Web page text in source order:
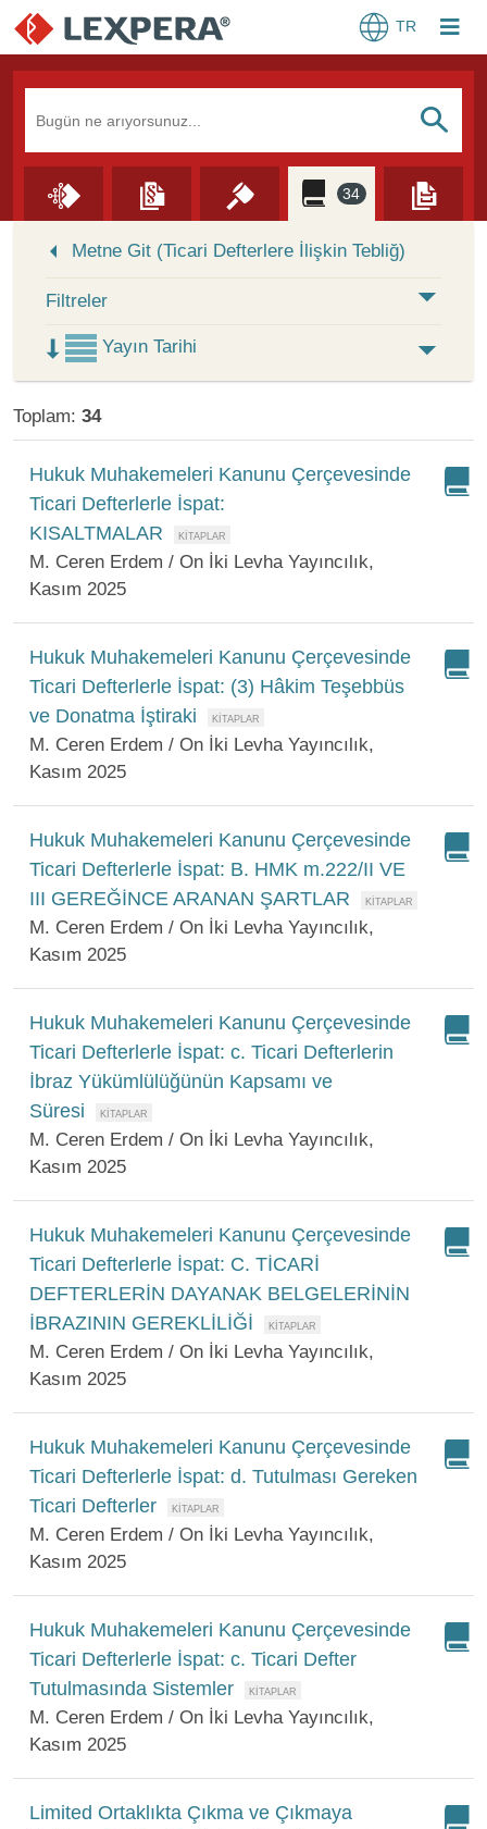
TR
S
34
Metne Git (Ticari Defterlere İlişkin Tebliğ)
Filtreler
Yayın Tarihi
Toplam: 34
Hukuk Muhakemeleri Kanunu Çerçevesinde
Ticari Defterlerle İspat:
KISALTMALAR
M. Ceren Erdem / On İki Levha Yayıncılık,
Kasım 2025
Hukuk Muhakemeleri Kanunu Çerçevesinde
Ticari Defterlerle İspat: (3) Hâkim Teşebbüs
ve Donatma İştiraki
M. Ceren Erdem / On İki Levha Yayıncılık,
Kasım 2025
Hukuk Muhakemeleri Kanunu Çerçevesinde
Ticari Defterlerle İspat: B. HMK m.222/II VE
III GEREĞİNCE ARANAN ŞARTLAR
M. Ceren Erdem / On İki Levha Yayıncılık,
Kasım 2025
Hukuk Muhakemeleri Kanunu Çerçevesinde
Ticari Defterlerle İspat: c. Ticari Defterlerin
İbraz Yükümlülüğünün Kapsamı ve
Süresi
M. Ceren Erdem / On İki Levha Yayıncılık,
Kasım 2025
Hukuk Muhakemeleri Kanunu Çerçevesinde
Ticari Defterlerle İspat: C. TİCARİ
DEFTERLERİN DAYANAK BELGELERİNİN
İBRAZININ GEREKLİLİĞİ
M. Ceren Erdem / On İki Levha Yayıncılık,
Kasım 2025
Hukuk Muhakemeleri Kanunu Çerçevesinde
Ticari Defterlerle İspat: d. Tutulması Gereken
Ticari Defterler
M. Ceren Erdem / On İki Levha Yayıncılık,
Kasım 2025
Hukuk Muhakemeleri Kanunu Çerçevesinde
Ticari Defterlerle İspat: c. Ticari Defter
Tutulmasında Sistemler
M. Ceren Erdem / On İki Levha Yayıncılık,
Kasım 2025
Limited Ortaklıkta Çıkma ve Çıkmaya